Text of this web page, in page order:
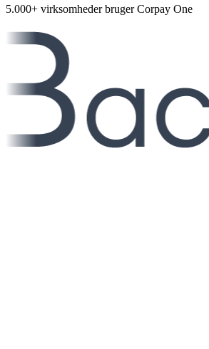
5.000+ virksomheder bruger Corpay One